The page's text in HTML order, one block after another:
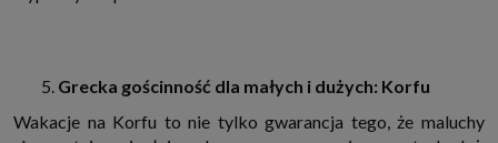
Grecka gościnność dla małych i dużych: Korfu
Wakacje na Korfu to nie tylko gwarancja tego, że maluchy